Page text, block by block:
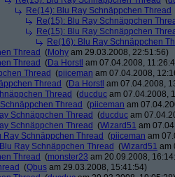
Re(14): Blu Ray Schnäppchen Thread
Re(15): Blu Ray Schnäppchen
Re(15): Blu Ray Schnäppchen
Re(16): Blu Ray Schnäppchen
Thread (Mohy am 29.03.2008, 22:51:56)
Thread (Da Horstl am 07.04.2008,
Thread (piiceman am 07.04.2008,
Thread (Da Horstl am 07.04.2008,
Thread (ducduc am 07.04.2008,
Thread (piiceman am
Schnäppchen Thread (ducduc am
Schnäppchen Thread (Wizard51 am
Ray Schnäppchen Thread (piiceman am
Ray Schnäppchen Thread (Wizard51 am
Thread (monster23 am 20.09.2008,
(Qbus am 29.03.2008, 15:41:54)